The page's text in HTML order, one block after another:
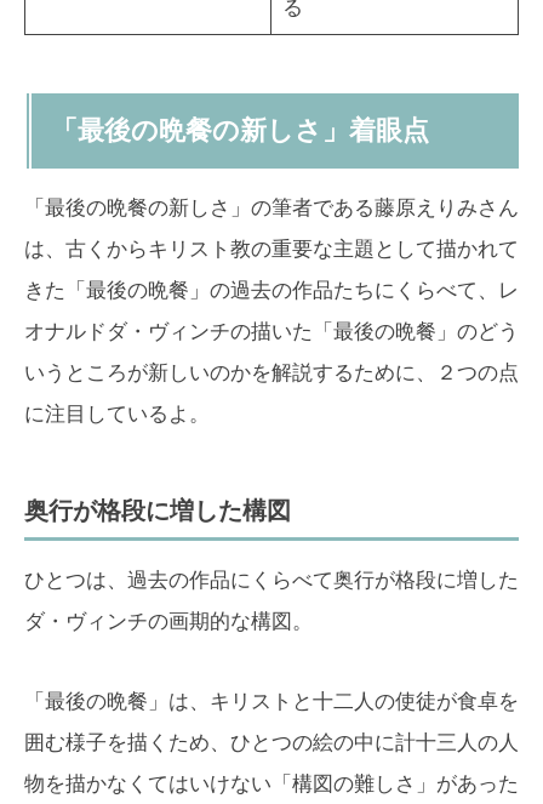
る
「最後の晩餐の新しさ」着眼点
「最後の晩餐の新しさ」の筆者である藤原えりみさん
は、古くからキリスト教の重要な主題として描かれて
きた「最後の晩餐」の過去の作品たちにくらべて、レ
オナルドダ・ヴィンチの描いた「最後の晩餐」のどう
いうところが新しいのかを解説するために、２つの点
に注目しているよ。
奥行が格段に増した構図
ひとつは、過去の作品にくらべて奥行が格段に増した
ダ・ヴィンチの画期的な構図。
「最後の晩餐」は、キリストと十二人の使徒が食卓を
囲む様子を描くため、ひとつの絵の中に計十三人の人
物を描かなくてはいけない「構図の難しさ」があった